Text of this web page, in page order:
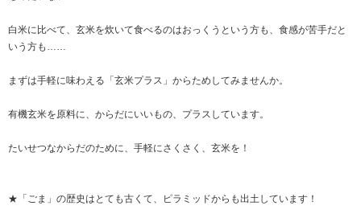
白米に比べて、玄米を炊いて食べるのはおっくうという方も、食感が苦手だと
いう方も……
まずは手軽に味わえる「玄米プラス」からためしてみませんか。
有機玄米を原料に、からだにいいもの、プラスしています。
たいせつなからだのために、手軽にさくさく、玄米を！
★「ごま」の歴史はとても古くて、ピラミッドからも出土しています！